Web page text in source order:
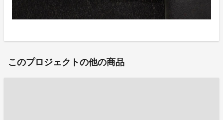
このプロジェクトの他の商品